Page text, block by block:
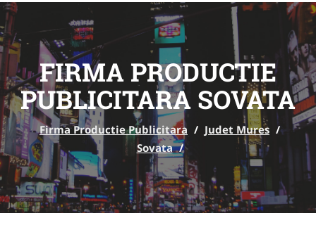
FIRMA PRODUCTIE
PUBLICITARA SOVATA
Firma Productie Publicitara / Judet Mures /
Sovata /